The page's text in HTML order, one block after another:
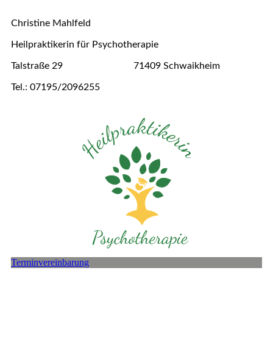
Christine Mahlfeld
Heilpraktikerin für Psychotherapie
Talstraße 29 71409 Schwaikheim
Tel.: 07195/2096255
Terminvereinbarung